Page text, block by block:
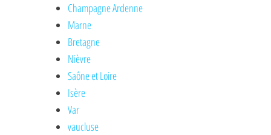
Champagne Ardenne
Marne
Bretagne
Nièvre
Saône et Loire
Isère
Var
vaucluse